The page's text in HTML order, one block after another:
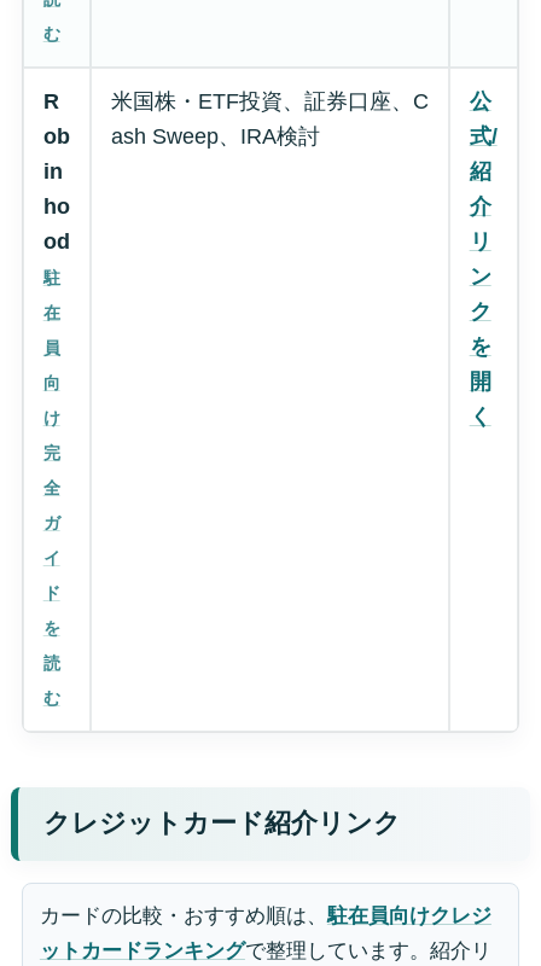
む
R
ob
in
ho
od
駐
在
員
向
け
完
全
ガ
イ
ド
を
読
む
米国株・ETF投資、証券口座、C
ash Sweep、IRA検討
公
式/
紹
介
リ
ン
ク
を
開
く
クレジットカード紹介リンク
カードの比較・おすすめ順は、駐在員向けクレジ
ットカードランキングで整理しています。紹介リ